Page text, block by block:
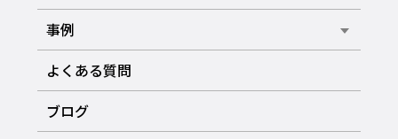
事例
よくある質問
ブログ